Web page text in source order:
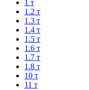
1 т
1.2 т
1.3 т
1.4 т
1.5 т
1.6 т
1.7 т
1.8 т
10 т
11 т